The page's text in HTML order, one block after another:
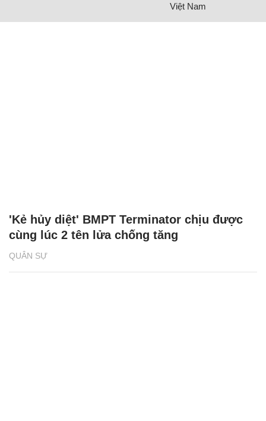
Việt Nam
QUÂN SỰ
'Kẻ hủy diệt' BMPT Terminator chịu được
cùng lúc 2 tên lửa chống tăng